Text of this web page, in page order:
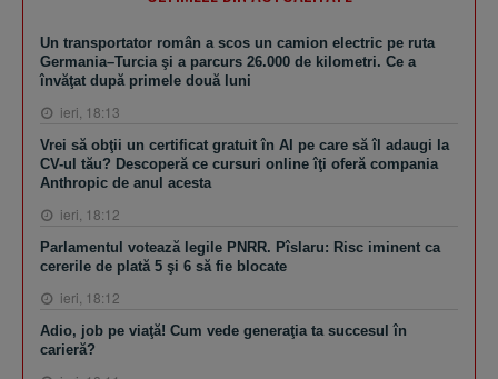
Un transportator român a scos un camion electric pe ruta
Germania–Turcia şi a parcurs 26.000 de kilometri. Ce a
învăţat după primele două luni
ieri, 18:13
Vrei să obţii un certificat gratuit în AI pe care să îl adaugi la
CV-ul tău? Descoperă ce cursuri online îţi oferă compania
Anthropic de anul acesta
ieri, 18:12
Parlamentul votează legile PNRR. Pîslaru: Risc iminent ca
cererile de plată 5 şi 6 să fie blocate
ieri, 18:12
Adio, job pe viaţă! Cum vede generaţia ta succesul în
carieră?